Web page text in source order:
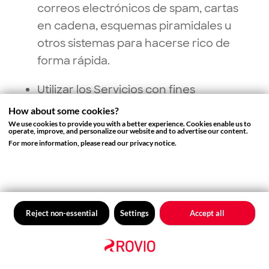
correos electrónicos de spam, cartas
en cadena, esquemas piramidales u
otros sistemas para hacerse rico de
forma rápida.
Utilizar los Servicios con fines
fraudulentos o abusivos, incluidos,
entre otros, el uso de los Servicios
para hacerse pasar por otra persona
con una persona, entidad o con los
Servicios.
Interrumpir, interferir o perjudicar de
How about some cookies?
We use cookies to provide you with a better experience. Cookies enable us to
operate, improve, and personalize our website and to advertise our content.
For more information, please read our privacy notice.
Reject non-essential Settings Accept all